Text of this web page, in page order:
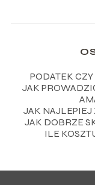
PODATEK
JAK
JAK
JAK DOBRZE
ILE